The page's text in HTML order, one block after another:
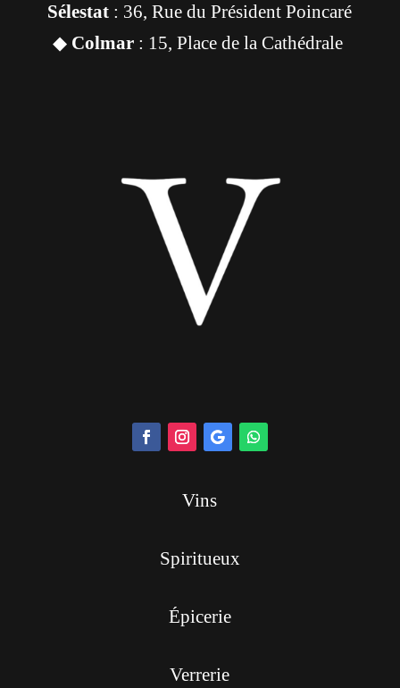
Sélestat : 36, Rue du Président Poincaré
◆ Colmar: 15, Place de la Cathédrale
Vins
Spiritueux
Épicerie
Verrerie